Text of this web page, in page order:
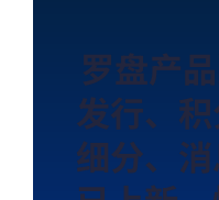
罗盘产
发行、
细分、